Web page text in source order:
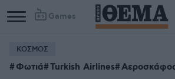
Games
ΚΟΣΜΟΣ
Φωτιά Turkish Airlines